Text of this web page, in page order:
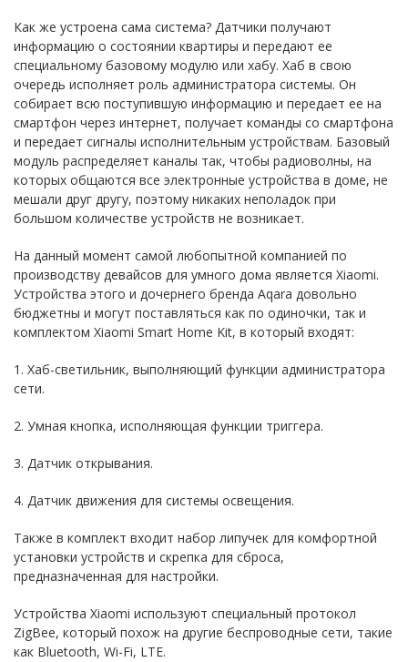
Как же устроена сама система? Датчики получают
информацию о состоянии квартиры и передают ее
специальному базовому модулю или хабу. Хаб в свою
очередь исполняет роль администратора системы. Он
собирает всю поступившую информацию и передает ее на
смартфон через интернет, получает команды со смартфона
и передает сигналы исполнительным устройствам. Базовый
модуль распределяет каналы так, чтобы радиоволны, на
которых общаются все электронные устройства в доме, не
мешали друг другу, поэтому никаких неполадок при
большом количестве устройств не возникает.
На данный момент самой любопытной компанией по
производству девайсов для умного дома является Xiaomi.
Устройства этого и дочернего бренда Aqara довольно
бюджетны и могут поставляться как по одиночки, так и
комплектом Xiaomi Smart Home Kit, в который входят:
1. Хаб-светильник, выполняющий функции администратора
сети.
2. Умная кнопка, исполняющая функции триггера.
3. Датчик открывания.
4. Датчик движения для системы освещения.
Также в комплект входит набор липучек для комфортной
установки устройств и скрепка для сброса,
предназначенная для настройки.
Устройства Xiaomi используют специальный протокол
ZigBee, который похож на другие беспроводные сети, такие
как Bluetooth, Wi-Fi, LTE.